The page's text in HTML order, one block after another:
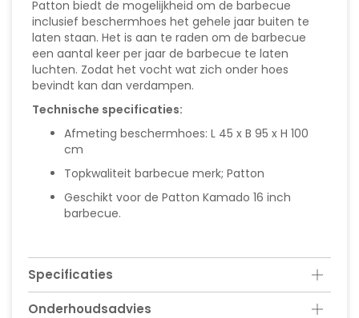
Patton biedt de mogelijkheid om de barbecue
inclusief beschermhoes het gehele jaar buiten te
laten staan. Het is aan te raden om de barbecue
een aantal keer per jaar de barbecue te laten
luchten. Zodat het vocht wat zich onder hoes
bevindt kan dan verdampen.
Technische specificaties:
Afmeting beschermhoes: L 45 x B 95 x H 100
cm
Topkwaliteit barbecue merk; Patton
Geschikt voor de Patton Kamado 16 inch
barbecue.
Specificaties
Onderhoudsadvies